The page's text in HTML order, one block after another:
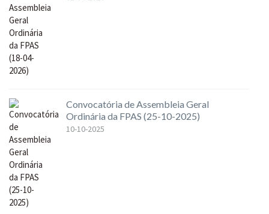
Convocatória de Assembleia Geral
Ordinária da FPAS (25-10-2025)
10-10-2025